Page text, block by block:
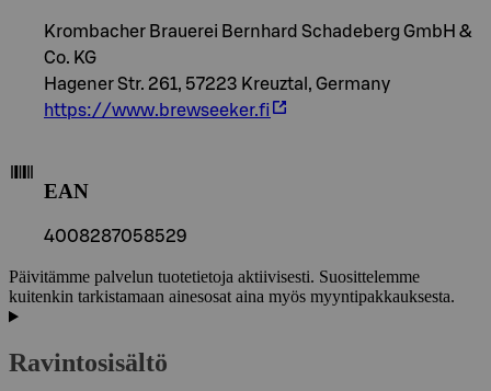
Krombacher Brauerei Bernhard Schadeberg GmbH &
Co. KG
Hagener Str. 261, 57223 Kreuztal, Germany
https://www.brewseeker.fi
EAN
4008287058529
Päivitämme palvelun tuotetietoja aktiivisesti. Suosittelemme
kuitenkin tarkistamaan ainesosat aina myös myyntipakkauksesta.
Ravintosisältö